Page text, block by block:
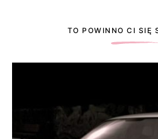
TO POWINNO CI SIĘ